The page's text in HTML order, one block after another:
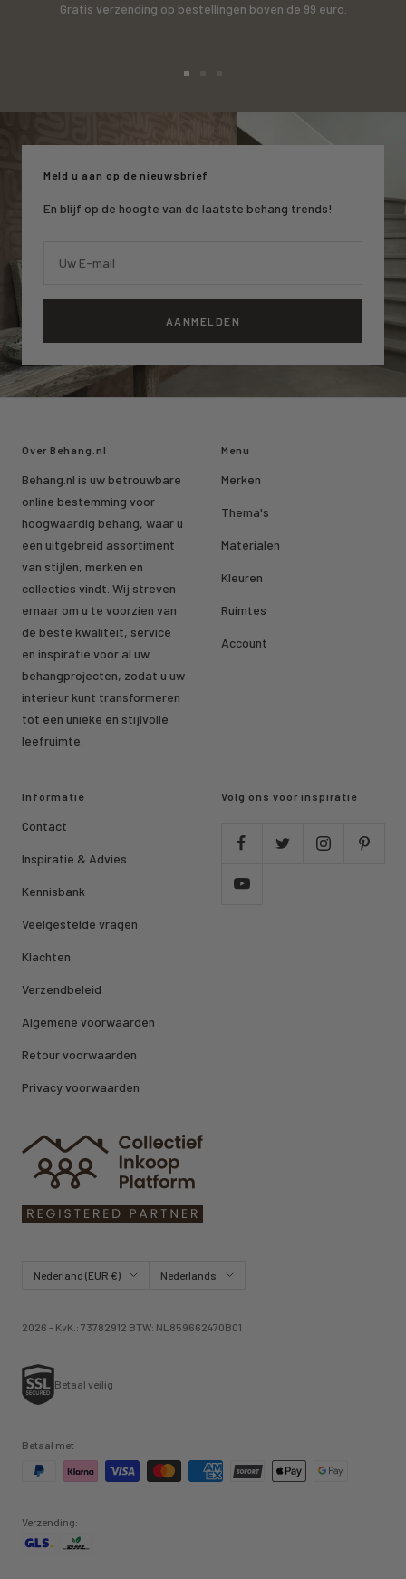
Gratis verzending op bestellingen boven de 99 euro.
1
2
slide
3
Meld u aan op de nieuwsbrief
En blijf op de hoogte van de laatste behang trends!
Uw E-mail
AANMELDEN
Over Behang.nl
Behang.nl is uw betrouwbare
online bestemming voor
hoogwaardig behang, waar u
een uitgebreid assortiment
van stijlen, merken en
collecties vindt. Wij streven
ernaar om u te voorzien van
de beste kwaliteit, service
en inspiratie voor al uw
behangprojecten, zodat u uw
interieur kunt transformeren
tot een unieke en stijlvolle
leefruimte.
Menu
Merken
Thema's
Materialen
Kleuren
Ruimtes
Account
Informatie
Contact
Inspiratie & Advies
Kennisbank
Veelgestelde vragen
Klachten
Verzendbeleid
Algemene voorwaarden
Retour voorwaarden
Privacy voorwaarden
Volg ons voor inspiratie
Land/regio Nederland (EUR €) TaalNederlands
2026 - KvK.: 73782912 BTW: NL859662470B01
Betaal veilig
Betaal met
Verzending: